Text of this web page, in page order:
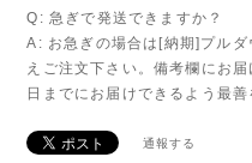
Q: 急ぎで発送できますか？
A: お急ぎの場合は[納期]プルダ
えご注文下さい。備考欄にお
日までにお届けできるよう最善
通報する